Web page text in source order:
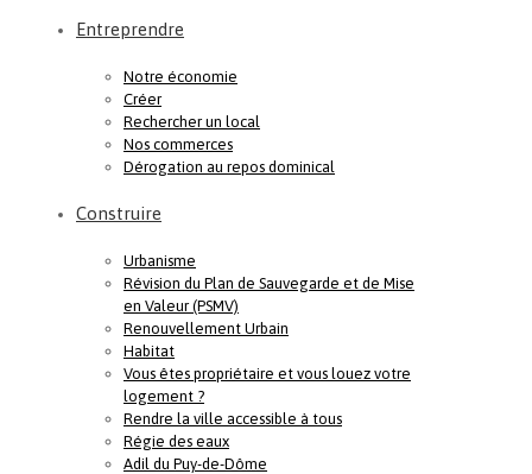
Entreprendre
Notre économie
Créer
Rechercher un local
Nos commerces
Dérogation au repos dominical
Construire
Urbanisme
Révision du Plan de Sauvegarde et de Mise
en Valeur (PSMV)
Renouvellement Urbain
Habitat
Vous êtes propriétaire et vous louez votre
logement ?
Rendre la ville accessible à tous
Régie des eaux
Adil du Puy-de-Dôme